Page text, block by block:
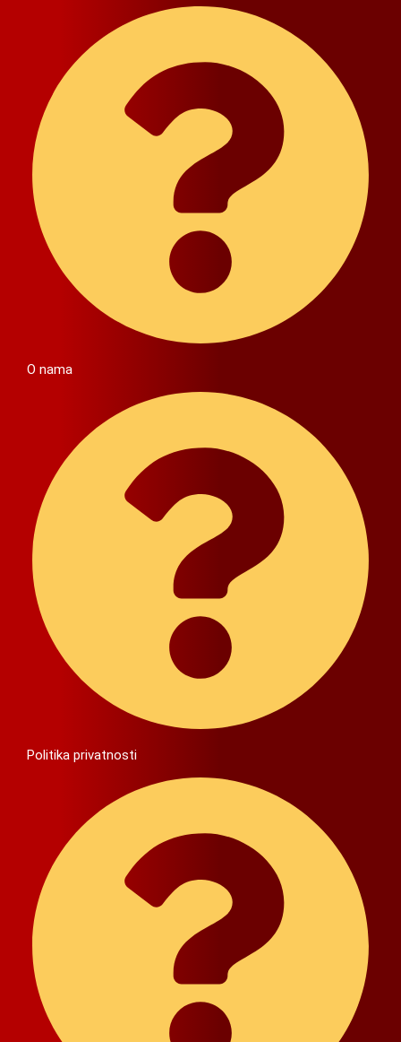
O nama
Politika privatnosti